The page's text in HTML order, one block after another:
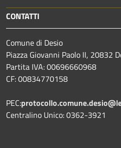
CONTATTI
Comune di Desio
Piazza Giovanni Paolo II, 20832
Partita IVA: 00696660968
CF: 00834770158
PEC:
Centralino Unico: 0362-3921